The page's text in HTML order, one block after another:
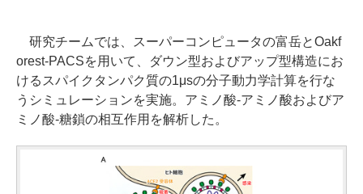
研究チームでは、スーパーコンピュータの富岳とOakf
orest-PACSを用いて、ダウン型およびアップ型構造にお
けるスパイクタンパク質の1μsの分子動力学計算を行な
うシミュレーションを実施。アミノ酸-アミノ酸およびア
ミノ酸-糖鎖の相互作用を解析した。